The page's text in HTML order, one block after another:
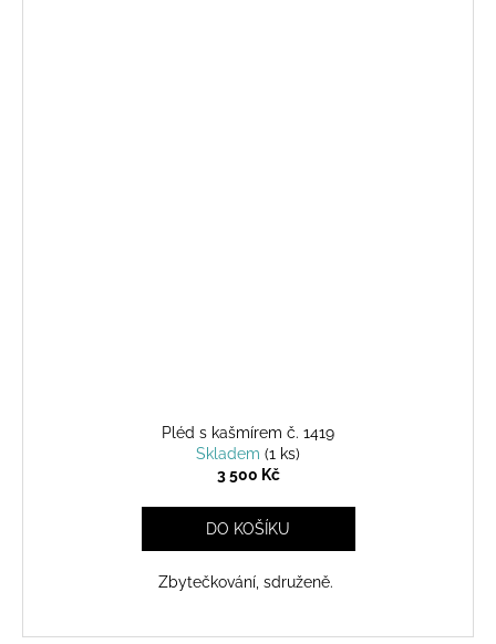
Pléd s kašmírem č. 1419
Skladem (1 ks)
3 500 Kč
DO KOŠÍKU
Zbytečkování, sdruženě.